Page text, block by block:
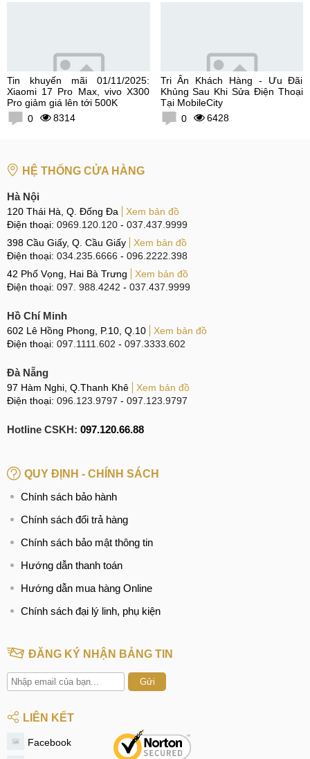
Tin khuyến mãi 01/11/2025:
Xiaomi 17 Pro Max, vivo X300
Pro giảm giá lên tới 500K
0
8314
Tri Ân Khách Hàng - Ưu Đãi
Khủng Sau Khi Sửa Điện Thoại
Tại MobileCity
0
6428
HỆ THỐNG CỬA HÀNG
Hà Nội
120 Thái Hà, Q. Đống Đa
Xem bản đồ
Điện thoại: 0969.120.120 - 037.437.9999
398 Cầu Giấy, Q. Cầu Giấy
Xem bản đồ
Điện thoại: 034.235.6666 - 096.2222.398
42 Phố Vọng, Hai Bà Trưng
Xem bản đồ
Điện thoại: 097. 988.4242 - 037.437.9999
Hồ Chí Minh
602 Lê Hồng Phong, P.10, Q.10
Xem bản đồ
Điện thoại: 097.1111.602 - 097.3333.602
Đà Nẵng
97 Hàm Nghi, Q.Thanh Khê
Xem bản đồ
Điện thoại: 096.123.9797 - 097.123.9797
Hotline CSKH: 097.120.66.88
QUY ĐỊNH - CHÍNH SÁCH
Chính sách bảo hành
Chính sách đổi trả hàng
Chính sách bảo mật thông tin
Hướng dẫn thanh toán
Hướng dẫn mua hàng Online
Chính sách đại lý linh, phụ kiện
ĐĂNG KÝ NHẬN BẢNG TIN
Gửi
LIÊN KẾT
Facebook